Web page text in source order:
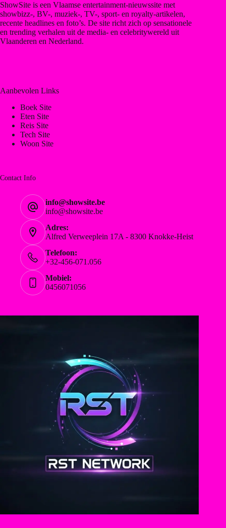
ShowSite is een Vlaamse entertainment-nieuwssite met
showbizz-, BV-, muziek-, TV-, sport- en royalty-artikelen,
recente headlines en foto’s. De site richt zich op sensationele
en trending verhalen uit de media- en celebritywereld uit
Vlaanderen en Nederland.
Aanbevolen Links
Boek Site
Eten Site
Reis Site
Tech Site
Woon Site
Contact Info
info@showsite.be
info@showsite.be
Adres:
Alfred Verweeplein 17A - 8300 Knokke-Heist
Telefoon:
+32-456-071.056
Mobiel:
0456071056